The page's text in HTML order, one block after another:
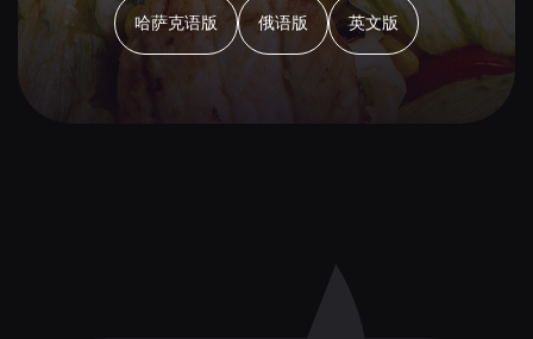
哈萨克语版 俄语版 英文版